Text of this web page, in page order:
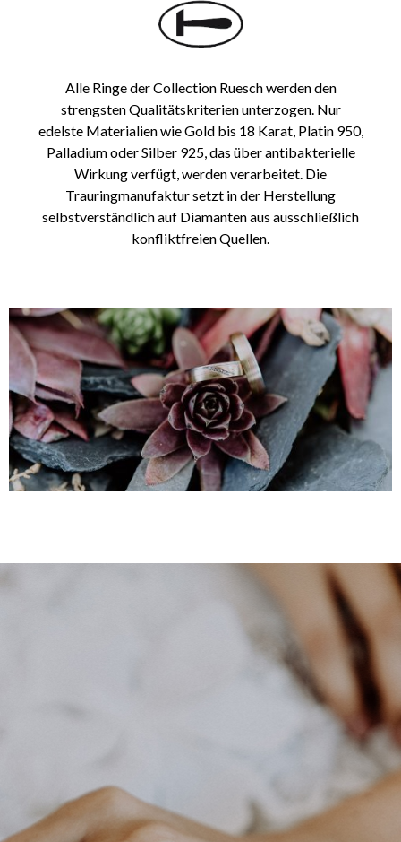
Alle Ringe der Collection Ruesch werden den
strengsten Qualitätskriterien unterzogen. Nur
edelste MaterialienwieGold bis 18 Karat, Platin 950,
Palladium oder Silber 925, das über antibakterielle
Wirkung verfügt,werden verarbeitet. Die
Trauringmanufaktur setzt in der Herstellung
selbstverständlich auf Diamanten aus ausschließlich
konfliktfreienQuellen.